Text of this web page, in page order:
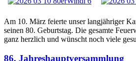
Am 10. März feierte unser langjähriger
seinen 80. Geburtstag. Die gesamte
ganz herzlich und wünscht noch viele
86. Jahreshauptversammlung